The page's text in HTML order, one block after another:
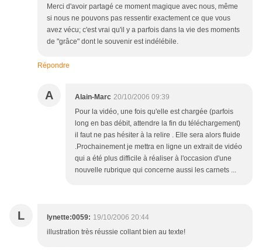
Merci d'avoir partagé ce moment magique avec nous, même
si nous ne pouvons pas ressentir exactement ce que vous
avez vécu; c'est vrai qu'il y a parfois dans la vie des moments
de "grâce" dont le souvenir est indélébile.
Répondre
A Alain-Marc 20/10/2006 09:39
Pour la vidéo, une fois qu'elle est chargée (parfois
long en bas débit, attendre la fin du téléchargement)
il faut ne pas hésiter à la relire . Elle sera alors fluide
.Prochainement je mettra en ligne un extrait de vidéo
qui a été plus difficile à réaliser à l'occasion d'une
nouvelle rubrique qui concerne aussi les carnets ...
L lynette:0059: 19/10/2006 20:44
illustration très réussie collant bien au texte!